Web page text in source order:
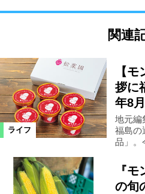
関連
ライフ
【
拶に
年8
地元編
福島の
品」。
『
の旬